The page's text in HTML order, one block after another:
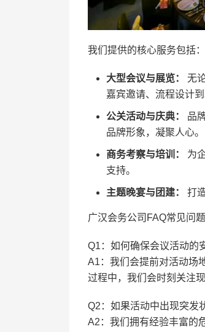
我们提供的核心服务包括：
大型会议与展览：
无
嘉宾邀请、流程设计
公关活动与庆典：
品
品牌形象，凝聚人心。
商务考察与培训：
为
支持。
主题晚宴与团建： 打
广汉会务公司FAQ常见问题
Q1：如何确保会议活动的
A1：我们会提前对活动场
过程中，我们会时刻关注
Q2：如果活动中出现突发
A2：我们拥有经验丰富的